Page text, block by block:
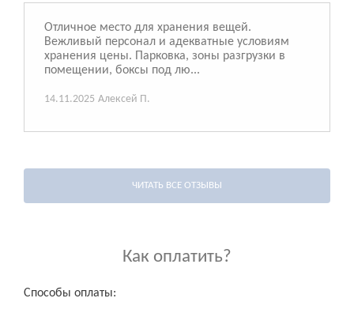
Отличное место для хранения вещей.
Вежливый персонал и адекватные условиям
хранения цены. Парковка, зоны разгрузки в
помещении, боксы под лю...
14.11.2025 Алексей П.
ЧИТАТЬ ВСЕ ОТЗЫВЫ
Как оплатить?
Способы оплаты: